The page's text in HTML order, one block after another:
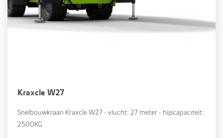
Kraxcle W27
Snelbouwkraan Kraxcle W27 - vlucht: 27 meter - hijscapaciteit:
2500KG